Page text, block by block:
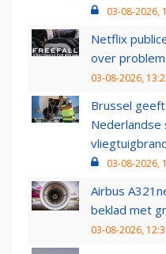
03-08-2026,
Netflix
over
03-08-2026,
Brussel
Nederlandse
03-08-2026,
Airbus
beklad met
03-08-2026,